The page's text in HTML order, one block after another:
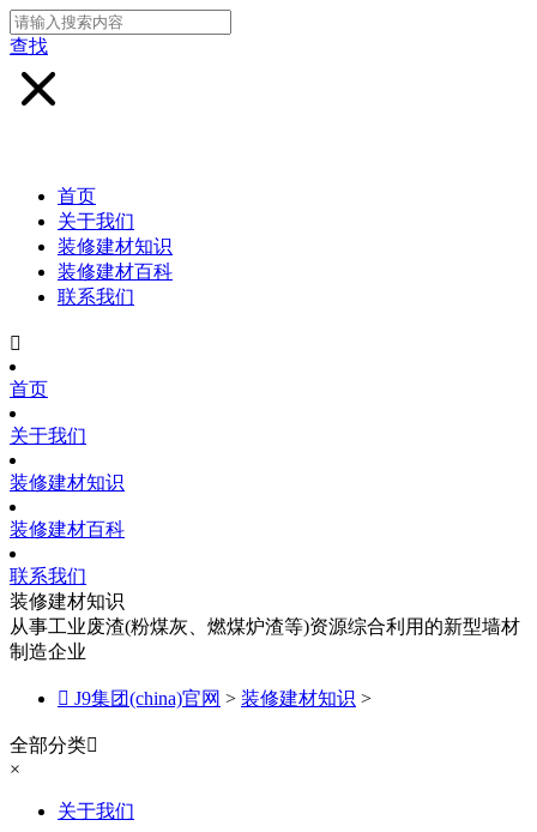
查找
首页
关于我们
装修建材知识
装修建材百科
联系我们

首页
关于我们
装修建材知识
装修建材百科
联系我们
装修建材知识
从事工业废渣(粉煤灰、燃煤炉渣等)资源综合利用的新型墙材
制造企业
 J9集团(china)官网 > 装修建材知识 >
全部分类
×
关于我们